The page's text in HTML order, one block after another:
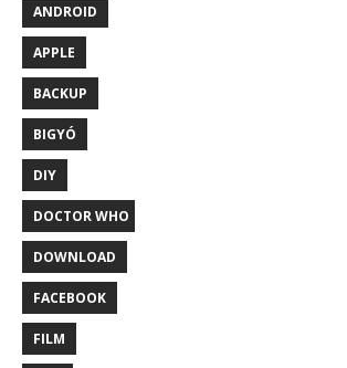
ANDROID
APPLE
BACKUP
BIGYÓ
DIY
DOCTOR WHO
DOWNLOAD
FACEBOOK
FILM